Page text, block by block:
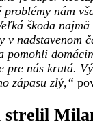
problémy nám
škoda
v nadstavenom
pomohli
pre nás krutá.
zápasu zlý,“